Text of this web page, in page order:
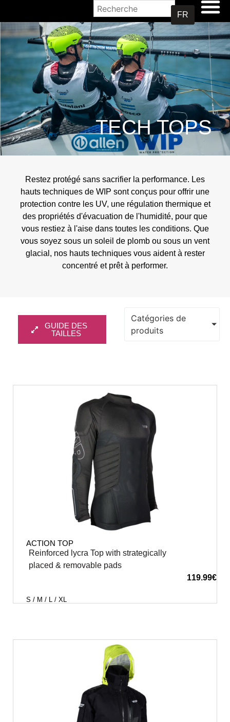
FR
TECH TOPS
Restez protégé sans sacrifier la performance. Les
hauts techniques de WIP sont conçus pour offrir une
protection contre les UV, une régulation thermique et
des propriétés d'évacuation de l'humidité, pour que
vous restiez à l'aise dans toutes les conditions. Que
vous soyez sous un soleil de plomb ou sous un vent
glacial, nos hauts techniques vous aident à rester
concentré et prêt à performer.
GUIDE DES
TAILLES
Catégories de
produits
ACTION TOP
Reinforced lycra Top with strategically
placed & removable pads
119.99€
S / M / L / XL